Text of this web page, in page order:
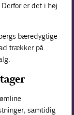
er det i høj
bæredygtige
trækker på
samtidig